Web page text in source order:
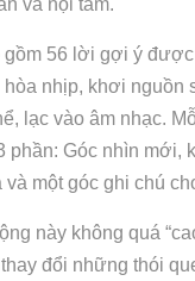
và nội tâm.
gồm 56 lời gợi ý
nhịp, khơi nguồn
lạc vào âm nhạc.
phần: Góc nhìn mới,
và một góc ghi chú
này không quá
đổi những thói